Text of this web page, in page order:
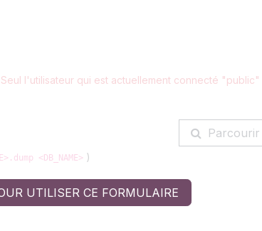
l'utilisateur qui est actuellement connecté "public"
Parcourir
<DB_NAME> )
UTILISER CE FORMULAIRE